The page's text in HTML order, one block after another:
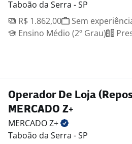
Taboão da Serra - SP
R$ 1.862,00
Sem
Ensino Médio (2º Grau)
Operador De Loja
MERCADO Z+
MERCADOZ+
Taboão da Serra - SP